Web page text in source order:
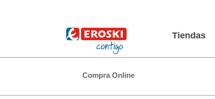
Tiendas
Compra Online